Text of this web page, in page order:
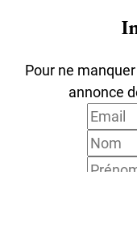
Pour ne
annonce